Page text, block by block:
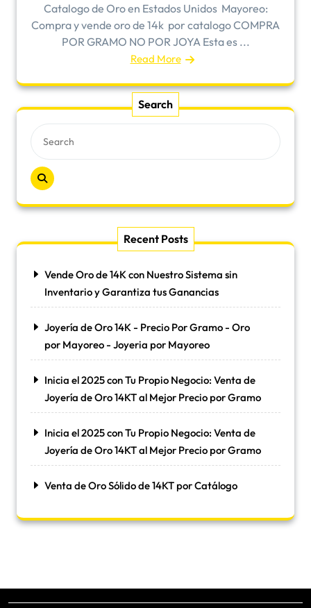
Catalogo de Oro en Estados Unidos ​Mayoreo:
Compra y vende oro de 14k por catalogo COMPRA
POR GRAMO NO POR JOYA Esta es ...
Read More
Search
Recent Posts
Vende Oro de 14K con Nuestro Sistema sin
Inventario y Garantiza tus Ganancias
Joyería de Oro 14K - Precio Por Gramo - Oro
por Mayoreo - Joyeria por Mayoreo
Inicia el 2025 con Tu Propio Negocio: Venta de
Joyería de Oro 14KT al Mejor Precio por Gramo
Inicia el 2025 con Tu Propio Negocio: Venta de
Joyería de Oro 14KT al Mejor Precio por Gramo
Venta de Oro Sólido de 14KT por Catálogo